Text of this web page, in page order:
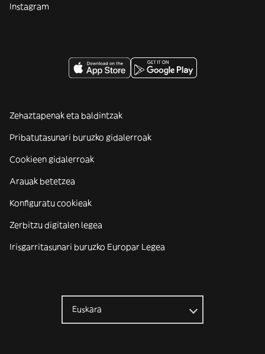
Instagram
Zehaztapenak eta baldintzak
Pribatutasunari buruzko gidalerroak
Cookieen gidalerroak
Arauak betetzea
Konfiguratu cookieak
Zerbitzu digitalen legea
Irisgarritasunari buruzko Europar Legea